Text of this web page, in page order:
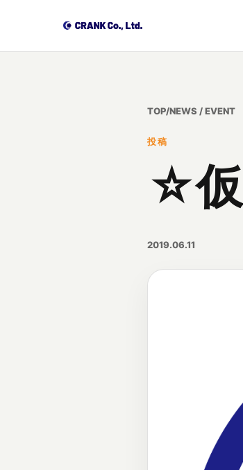
TOP/NEWS / EVENT
投稿
☆仮
2019.06.11